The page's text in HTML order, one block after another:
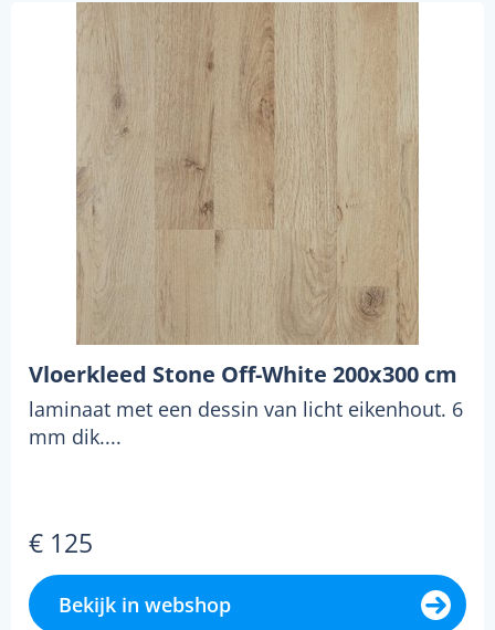
Vloerkleed Stone Off-White 200x300 cm
laminaat met een dessin van licht eikenhout. 6
mm dik....
€ 125
Bekijk in webshop